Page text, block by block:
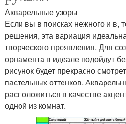
Акварельные узоры
Если вы в поисках нежного и в,
решения, эта вариация
творческого проявления. Для
орнамента в идеале подойдут
рисунок будет прекрасно
пастельных оттенков.
расположиться в качестве
одной из комнат.